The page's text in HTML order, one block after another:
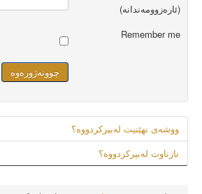
(ئارەزوومەندانە)
Remember me
چوونەژورەوە
ووشەى نهێنیت لەبیرکردووە؟
نازناوت لەبیرکردووە؟